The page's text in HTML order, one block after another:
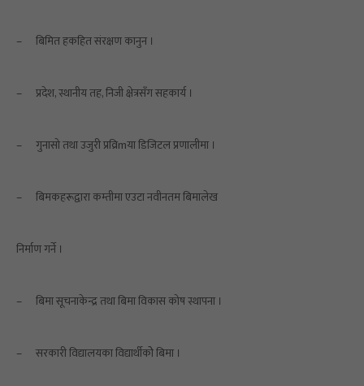
– बिमित हकहित संरक्षण कानुन ।
– प्रदेश, स्थानीय तह, निजी क्षेत्रसँग सहकार्य ।
– गुनासो तथा उजुरी प्रव्रिmया डिजिटल प्रणालीमा ।
– बिमकहरूद्वारा कम्तीमा एउटा नवीनतम बिमालेख
निर्माण गर्ने ।
– बिमा सूचनाकेन्द्र तथा बिमा विकास कोष स्थापना ।
– सरकारी विद्यालयका विद्यार्थीकोे बिमा ।